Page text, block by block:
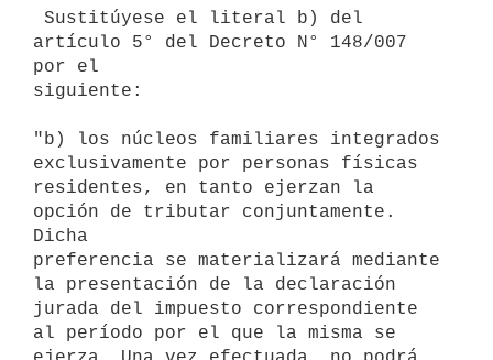
artículo 5° del Decreto N° 148/007
por el
siguiente:
"b) los núcleos familiares integrados
exclusivamente por personas físicas
residentes, en tanto ejerzan la
opción de tributar conjuntamente.
Dicha
preferencia se materializará mediante
la presentación de la declaración
jurada del impuesto correspondiente
al período por el que la misma se